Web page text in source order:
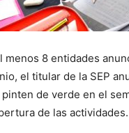
menos 8 entidades
el titular de la SEP
de verde en el
de las actividades.